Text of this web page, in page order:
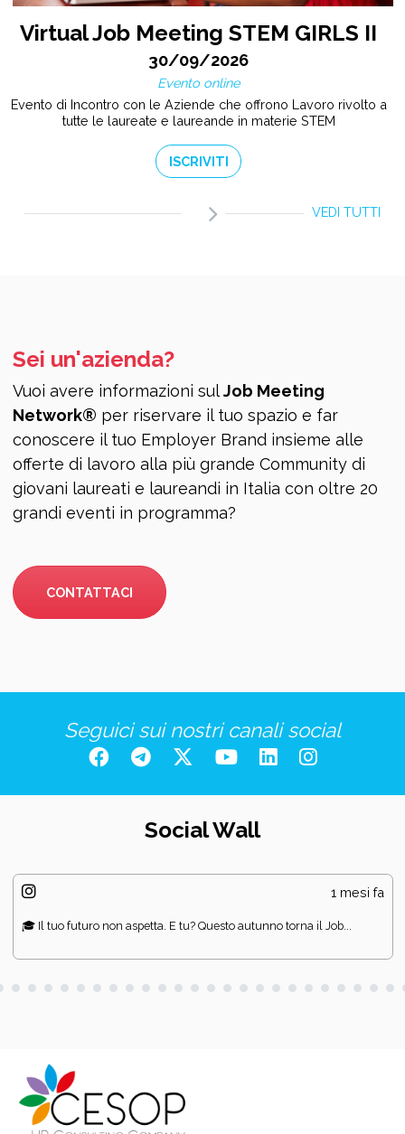
Virtual Job Meeting STEM GIRLS II
30/09/2026
Evento online
Evento di Incontro con le Aziende che offrono Lavoro rivolto a
tutte le laureate e laureande in materie STEM
ISCRIVITI
VEDI TUTTI
Sei un'azienda?
Vuoi avere informazioni sulJob Meeting
Network® per riservare il tuo spazio e far
conoscere il tuo Employer Brand insieme alle
offerte di lavoro alla più grande Community di
giovani laureati e laureandi in Italia con oltre 20
grandi eventi in programma?
CONTATTACI
Seguici sui nostri canali social
Social Wall
1 mesi fa
🎓 Il tuo futuro non aspetta. E tu? Questo autunno torna il Job...